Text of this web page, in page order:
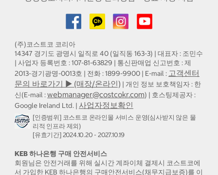
(주)코스트코 코리아
14347 경기도 광명시 일직로 40 (일직동 163-3) | 대표자 : 조민수
| 사업자 등록번호 : 107-81-63829 | 통신판매업 신고번호 : 제
2013-경기광명-0013호 | 전화 : 1899-9900 | E-mail : 고객센터
문의 바로가기 ▶ (매장/온라인) | 개인 정보 보호책임자 : 한
신(E-mail :webmanager@costcokr.com) | 호스팅제공자 :
Google Ireland Ltd. | 사업자정보확인
[인증범위] 코스트코 온라인몰 서비스 운영(심사받지 않은 물
리적 인프라 제외)
[유효기간] 2024.10.20 - 2027.10.19
KEB 하나은행 구매 안전서비스
회원님은 안전거래를 위해 실시간 계좌이체 결제시 코스트코에
서 가입한 KEB 하나은행의 구매안전서비스(채무지급보증)를 이